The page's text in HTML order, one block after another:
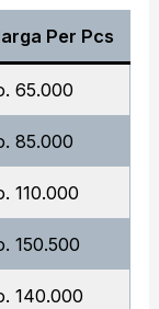
Per Pcs
65.000
85.000
110.000
150.500
140.000